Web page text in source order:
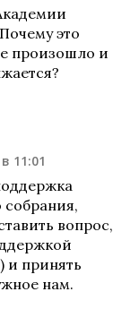
это
произошло и
11:01
собрания,
вопрос,
и принять
нам.